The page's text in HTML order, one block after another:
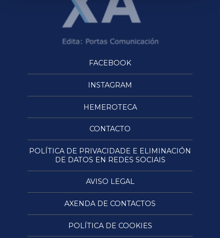
FACEBOOK
INSTAGRAM
HEMEROTECA
CONTACTO
POLÍTICA DE PRIVACIDADE E ELIMINACIÓN
DE DATOS EN REDES SOCIAIS
AVISO LEGAL
AXENDA DE CONTACTOS
POLÍTICA DE COOKIES